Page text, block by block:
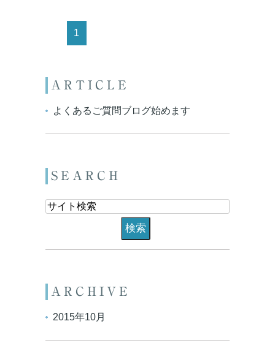
1
ARTICLE
よくあるご質問ブログ始めます
SEARCH
ARCHIVE
2015年10月